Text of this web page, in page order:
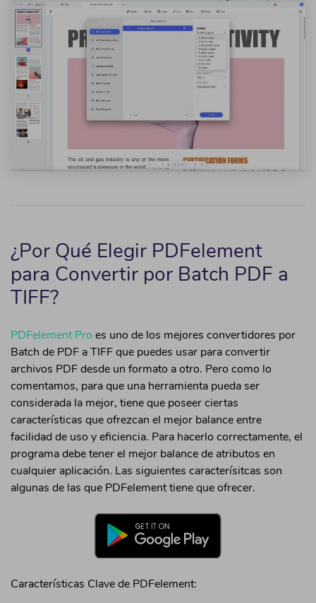
¿Por Qué Elegir PDFelement
para Convertir por Batch PDF a
TIFF?
PDFelement Pro es uno de los mejores convertidores por
Batch de PDF a TIFF que puedes usar para convertir
archivos PDF desde un formato a otro. Pero como lo
comentamos, para que una herramienta pueda ser
considerada la mejor, tiene que poseer ciertas
características que ofrezcan el mejor balance entre
facilidad de uso y eficiencia. Para hacerlo correctamente, el
programa debe tener el mejor balance de atributos en
cualquier aplicación. Las siguientes caracterísitcas son
algunas de las que PDFelement tiene que ofrecer.
Características Clave de PDFelement: